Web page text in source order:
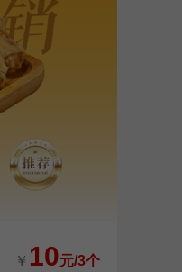
￥ 10元/3个